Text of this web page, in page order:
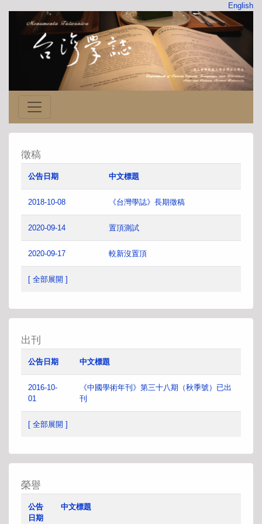
English
徵稿
公告日期 中文標題
2018-10-08 《台灣學誌》長期徵稿
2020-09-14 置頂測試
2020-09-17 較新沒置頂
[ 全部展開 ]
出刊
公告日期 中文標題
2016-10-
01
《中國學術年刊》第三十八期（秋季號）已出
刊
[ 全部展開 ]
榮譽
公告
日期
中文標題